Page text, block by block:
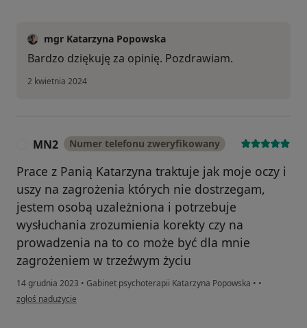
mgr Katarzyna Popowska
Bardzo dziękuję za opinię. Pozdrawiam.
2 kwietnia 2024
MN2 Numer telefonu zweryfikowany
Prace z Panią Katarzyna traktuje jak moje oczy i
uszy na zagrożenia których nie dostrzegam,
jestem osobą uzależniona i potrzebuje
wysłuchania zrozumienia korekty czy na
prowadzenia na to co może być dla mnie
zagrożeniem w trzeźwym życiu
14 grudnia 2023 • Gabinet psychoterapii Katarzyna Popowska • •
w opinii użytkownika MN2
zgłoś nadużycie